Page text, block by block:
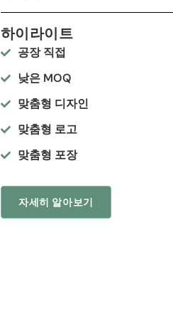
하이라이트
공장 직접
낮은 MOQ
맞춤형 디자인
맞춤형 로고
맞춤형 포장
자세히 알아보기